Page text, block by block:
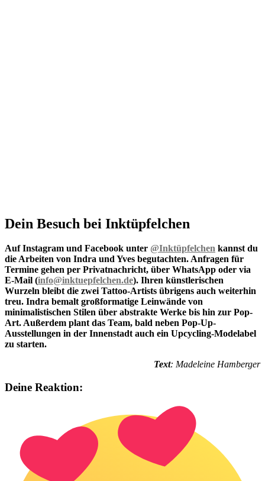
Dein Besuch bei Inktüpfelchen
Auf Instagram und Facebook unter @Inktüpfelchen kannst du
die Arbeiten von Indra und Yves begutachten. Anfragen für
Termine gehen per Privatnachricht, über WhatsApp oder via
E-Mail (info@inktuepfelchen.de). Ihren künstlerischen
Wurzeln bleibt die zwei Tattoo-Artists übrigens auch weiterhin
treu. Indra bemalt großformatige Leinwände von
minimalistischen Stilen über abstrakte Werke bis hin zur Pop-
Art. Außerdem plant das Team, bald neben Pop-Up-
Ausstellungen in der Innenstadt auch ein Upcycling-Modelabel
zu starten.
Text: Madeleine Hamberger
Deine Reaktion: